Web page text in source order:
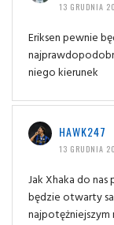
13 GRUDNIA
Eriksen pewnie
niego kierunek
HAWK247
13 GRUDNIA
Jak Xhaka do
będzie otwarty
najpotężniejszym